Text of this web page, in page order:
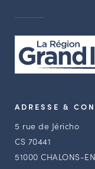
ADRESSE &
5 rue de Jéricho
CS 70441
51000 CHALONS-